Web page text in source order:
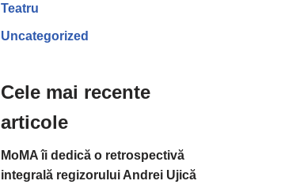
Teatru
Uncategorized
Cele mai recente
articole
MoMA îi dedică o retrospectivă
integrală regizorului Andrei Ujică